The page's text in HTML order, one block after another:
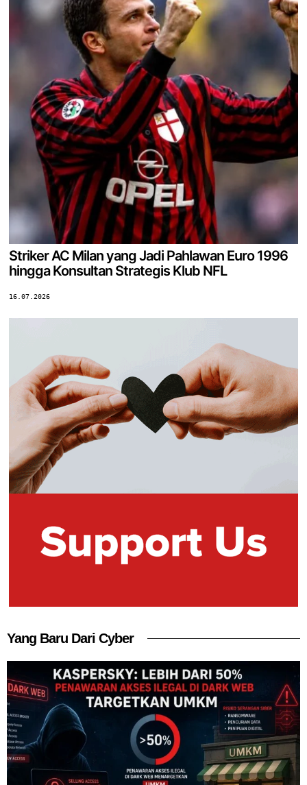
Striker AC Milan yang Jadi Pahlawan Euro 1996
hingga Konsultan Strategis Klub NFL
16.07.2026
Yang Baru Dari Cyber